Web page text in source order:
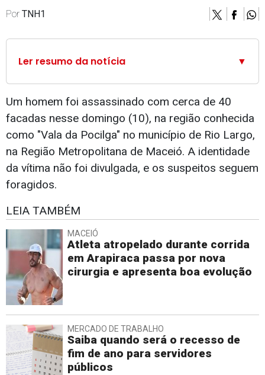
Por TNH1
Ler resumo da notícia ▼
Um homem foi assassinado com cerca de 40
facadas nesse domingo (10), na região conhecida
como "Vala da Pocilga" no município de Rio Largo,
na Região Metropolitana de Maceió. A identidade
da vítima não foi divulgada, e os suspeitos seguem
foragidos.
LEIA TAMBÉM
MACEIÓ
Atleta atropelado durante corrida
em Arapiraca passa por nova
cirurgia e apresenta boa evolução
MERCADO DE TRABALHO
Saiba quando será o recesso de
fim de ano para servidores
públicos